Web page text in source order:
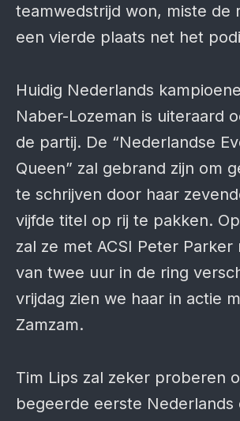
teamwedstrijd won, miste de
een vierde plaats net het
Huidig Nederlands
Naber-Lozeman is uiteraard
de partij. De “Nederlandse
Queen” zal gebrand zijn om
te schrijven door haar
vijfde titel op rij te pakken.
zal ze met ACSI Peter
van twee uur in de ring
vrijdag zien we haar in actie
Zamzam.
Tim Lips zal zeker proberen
begeerde eerste Nederlands